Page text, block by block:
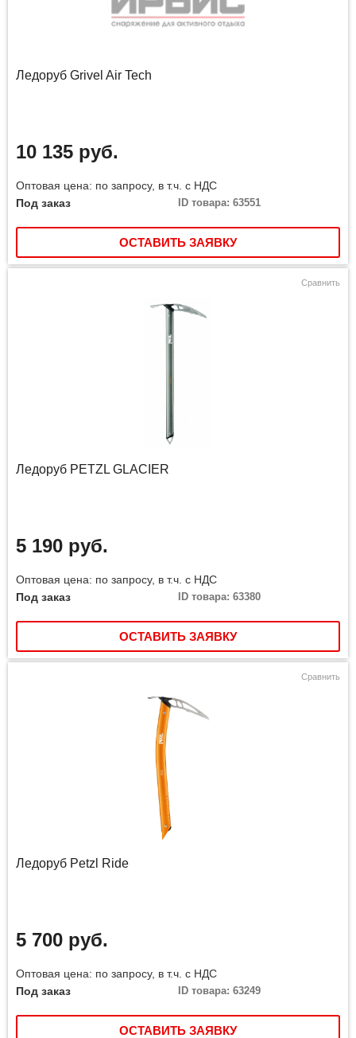
Ледоруб Grivel Air Tech
10 135 руб.
Оптовая цена: по запросу, в т.ч. с НДС
Под заказ
ID товара: 63551
ОСТАВИТЬ ЗАЯВКУ
Сравнить
Ледоруб PETZL GLACIER
5 190 руб.
Оптовая цена: по запросу, в т.ч. с НДС
Под заказ
ID товара: 63380
ОСТАВИТЬ ЗАЯВКУ
Сравнить
Ледоруб Petzl Ride
5 700 руб.
Оптовая цена: по запросу, в т.ч. с НДС
Под заказ
ID товара: 63249
ОСТАВИТЬ ЗАЯВКУ